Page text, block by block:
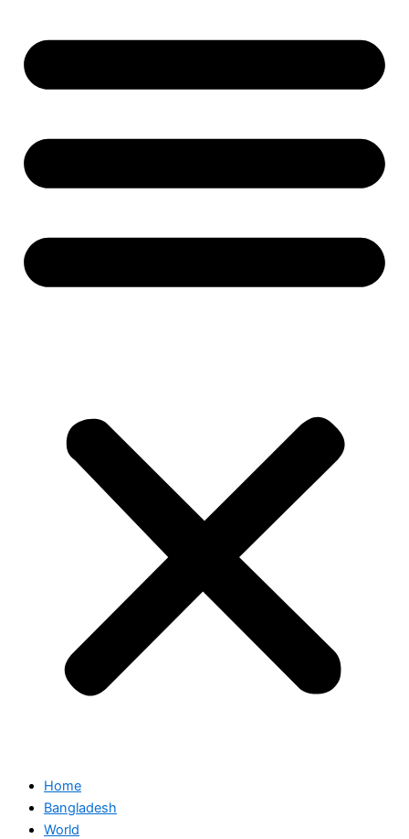
Home
Bangladesh
World